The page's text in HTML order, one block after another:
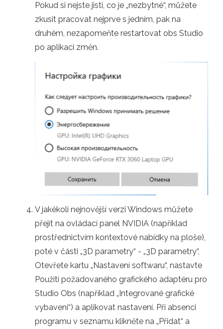
Pokud si nejste jisti, co je „nezbytné“, můžete
zkusit pracovat nejprve s jedním, pak na
druhém, nezapomeňte restartovat obs Studio
po aplikaci změn.
V jakékoli nejnovější verzi Windows můžete
přejít na ovládací panel NVIDIA (například
prostřednictvím kontextové nabídky na ploše),
poté v části „3D parametry“ - „3D parametry“,
Otevřete kartu „Nastavení softwaru“, nastavte
Použití požadovaného grafického adaptéru pro
Studio Obs (například „Integrované grafické
vybavení“) a aplikovat nastavení. Při absenci
programu v seznamu klikněte na „Přidat“ a